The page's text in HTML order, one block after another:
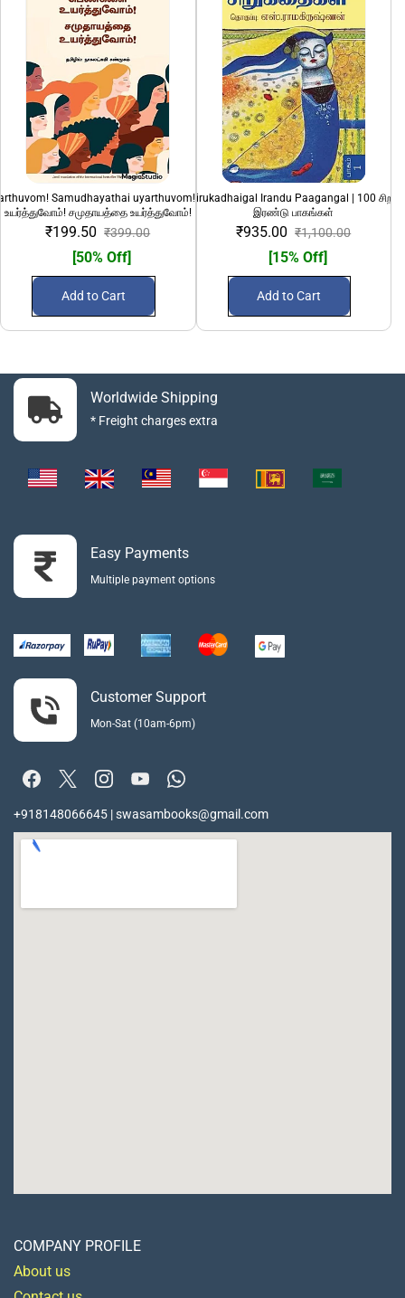
Samudhayathai uyarthuvom!" | பெண்களை
உயர்த்துவோம்! சமுதாயத்தை உயர்த்துவோம்!
₹199.50 ₹399.00
[50% Off]
Add to Cart
100 Sirandha Sirukadhaigal Irandu Paagangal | 100
இரண்டு பாகங்கள்
₹935.00 ₹1,100.00
[15% Off]
Add to Cart
108 Divya
Worldwide Shipping
* Freight charges extra
Easy Payments
Multiple payment options
Customer Support
Mon-Sat (10am-6pm)
+918148066645 | swasambooks@gmail.com
COMPANY PROFILE
About us